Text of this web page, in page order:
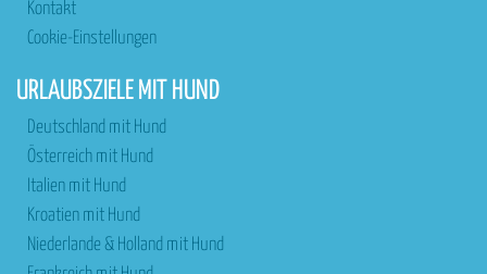
Kontakt
Cookie-Einstellungen
URLAUBSZIELE MIT HUND
Deutschland mit Hund
Österreich mit Hund
Italien mit Hund
Kroatien mit Hund
Niederlande & Holland mit Hund